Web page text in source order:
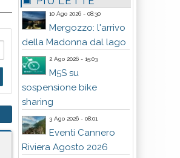
10 Ago 2026 - 08:30
Mergozzo: l'arrivo
della Madonna dal lago
2 Ago 2026 - 15:03
M5S su
sospensione bike
sharing
3 Ago 2026 - 08:01
Eventi Cannero
Riviera Agosto 2026